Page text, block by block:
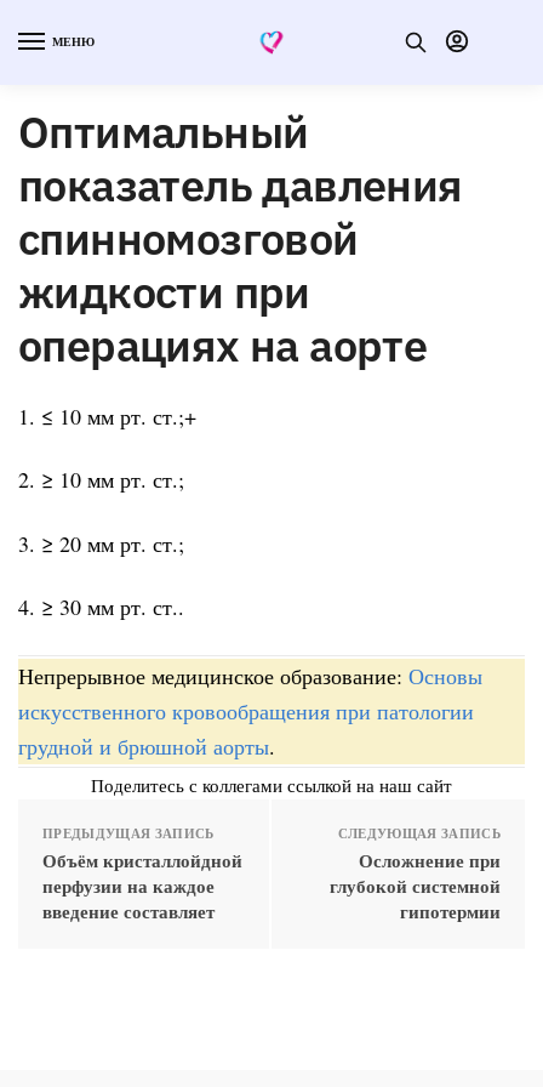
МЕНЮ
Оптимальный
показатель давления
спинномозговой
жидкости при
операциях на аорте
1. ≤ 10 мм рт. ст.;+
2. ≥ 10 мм рт. ст.;
3. ≥ 20 мм рт. ст.;
4. ≥ 30 мм рт. ст..
Непрерывное медицинское образование: Основы
искусственного кровообращения при патологии
грудной и брюшной аорты.
Поделитесь с коллегами ссылкой на наш сайт
ПРЕДЫДУЩАЯ ЗАПИСЬ
Объём кристаллойдной
перфузии на каждое
введение составляет
СЛЕДУЮЩАЯ ЗАПИСЬ
Осложнение при
глубокой системной
гипотермии